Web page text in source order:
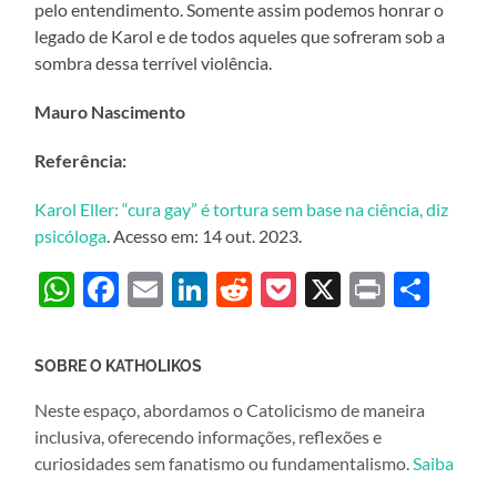
pelo entendimento. Somente assim podemos honrar o
legado de Karol e de todos aqueles que sofreram sob a
sombra dessa terrível violência.
Mauro Nascimento
Referência:
Karol Eller: “cura gay” é tortura sem base na ciência, diz
psicóloga. Acesso em: 14 out. 2023.
WhatsApp
Facebook
EmailLinkedIn
Reddit
Pocket
X Print
SOBRE O KATHOLIKOS
Neste espaço, abordamos o Catolicismo de maneira
inclusiva, oferecendo informações, reflexões e
curiosidades sem fanatismo ou fundamentalismo.Saiba